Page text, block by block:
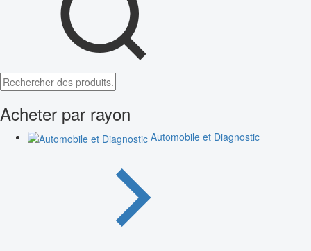
Acheter par rayon
Automobile et Diagnostic